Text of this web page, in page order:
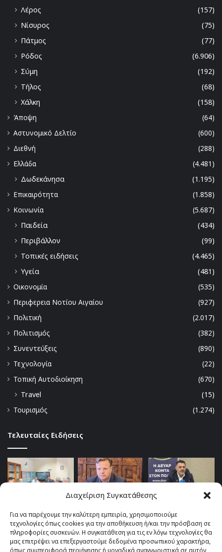
Διαχείριση Συγκατάθεσης
Για να παρέχουμε την καλύτερη εμπειρία, χρησιμοποιούμε
τεχνολογίες όπως cookies για την αποθήκευση ή/και την πρόσβαση σε
πληροφορίες συσκευών. Η συγκατάθεση για τις εν λόγω τεχνολογίες θα
μας επιτρέψει να επεξεργαστούμε δεδομένα προσωπικού χαρακτήρα,
όπως συμπεριφορά περιήγησης ή μοναδικά αναγνωριστικά σε αυτόν
Λέρος
(157)
Νίσυρος
(75)
Πάτμος
(77)
Ρόδος
(6.906)
Σύμη
(192)
Τήλος
(68)
Χάλκη
(158)
Άποψη
(64)
Αστυνομικό Δελτίο
(600)
Διεθνή
(288)
Ελλάδα
(4.481)
Δωδεκάνησα
(1.195)
Επικαιρότητα
(1.858)
Κοινωνία
(5.687)
Παιδεία
(434)
Περιβάλλον
(99)
Τοπικές ειδήσεις
(4.465)
Υγεία
(481)
Οικονομία
(535)
Περιφερεια Νοτίου Αιγαίου
(927)
Πολιτική
(2.017)
Πολιτισμός
(382)
Συνεντεύξεις
(890)
Τεχνολογία
(22)
Τοπική Αυτοδιοίκηση
(670)
Travel
(15)
Τουρισμός
(1.274)
Τελευταίες Ειδήσεις